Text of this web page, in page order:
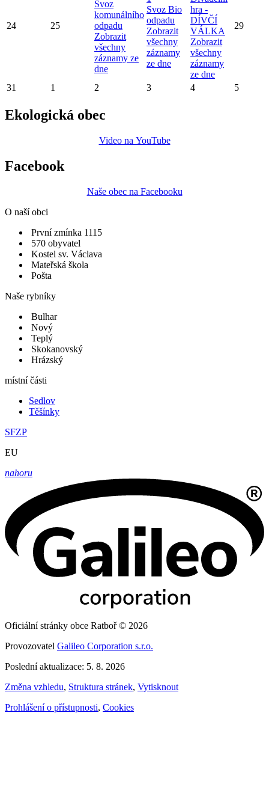
24 25
Svoz
komunálního
odpadu
Zobrazit
všechny
záznamy ze
dne
Svoz Bio
odpadu
Zobrazit
všechny
záznamy
ze dne
hra -
DÍVČÍ
VÁLKA
Zobrazit
všechny
záznamy
ze dne
29
31 1 2 3 4 5
Ekologická obec
Video na YouTube
Facebook
Naše obec na Facebooku
O naší obci
První zmínka 1115
570 obyvatel
Kostel sv. Václava
Mateřská škola
Pošta
Naše rybníky
Bulhar
Nový
Teplý
Skokanovský
Hrázský
místní části
Sedlov
Těšínky
SFZP
EU
nahoru
Oficiální stránky obce Ratboř © 2026
Provozovatel Galileo Corporation s.r.o.
Poslední aktualizace: 5. 8. 2026
Změna vzhledu, Struktura stránek, Vytisknout
Prohlášení o přístupnosti, Cookies